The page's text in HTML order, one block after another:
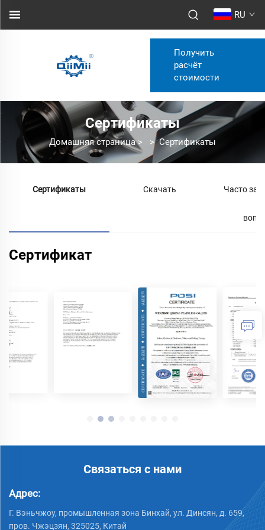
RU
Получить
расчёт
стоимости
Сертификаты
Домашняя страница> >Сертификаты
Сертификаты Скачать Часто
Сертификат
Связаться с нами
Адрес:
Г. Вэньчжоу, промышленная зона Бинхай, ул. Динсян, д. 659,
пров. Чжэцзян, 325025, Китай